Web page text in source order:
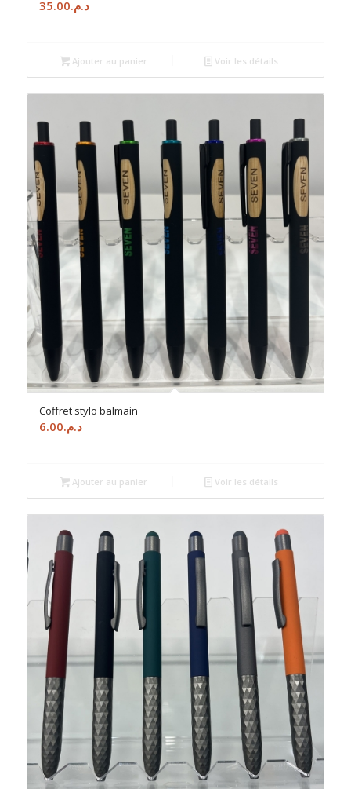
د.م.35.00
Ajouter au panier Voir les détails
Coffret stylo balmain
د.م.6.00
Ajouter au panier Voir les détails